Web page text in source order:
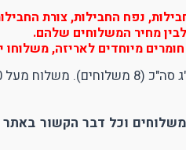
נפח החבילות, צורת
לבין מחיר המשלוחים שלהם.
מיוחדים לאריזה,
וכל דבר הקשור באתר